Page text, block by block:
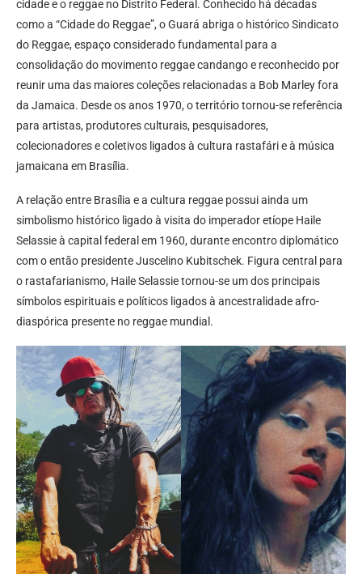
cidade e o reggae no Distrito Federal. Conhecido há décadas
como a “Cidade do Reggae”, o Guará abriga o histórico Sindicato
do Reggae, espaço considerado fundamental para a
consolidação do movimento reggae candango e reconhecido por
reunir uma das maiores coleções relacionadas a Bob Marley fora
da Jamaica. Desde os anos 1970, o território tornou-se referência
para artistas, produtores culturais, pesquisadores,
colecionadores e coletivos ligados à cultura rastafári e à música
jamaicana em Brasília.
A relação entre Brasília e a cultura reggae possui ainda um
simbolismo histórico ligado à visita do imperador etíope Haile
Selassie à capital federal em 1960, durante encontro diplomático
com o então presidente Juscelino Kubitschek. Figura central para
o rastafarianismo, Haile Selassie tornou-se um dos principais
símbolos espirituais e políticos ligados à ancestralidade afro-
diaspórica presente no reggae mundial.